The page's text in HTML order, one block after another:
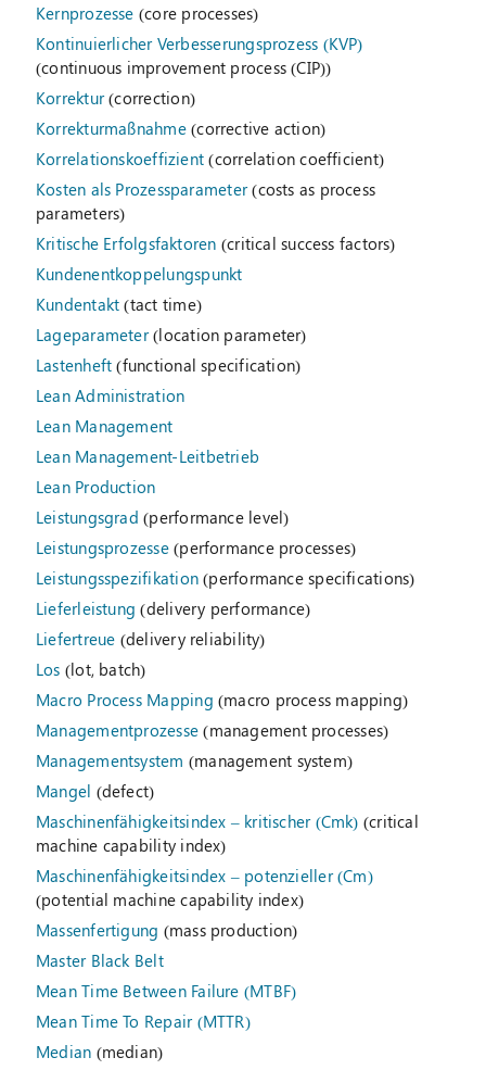
Kernprozesse (core processes)
Kontinuierlicher Verbesserungsprozess (KVP)
(continuous improvement process (CIP))
Korrektur(correction)
Korrekturmaßnahme(corrective action)
Korrelationskoeffizient (correlation coefficient)
Kosten als Prozessparameter(costs as process
parameters)
Kritische Erfolgsfaktoren (critical success factors)
Kundenentkoppelungspunkt
Kundentakt (tact time)
Lageparameter(location parameter)
Lastenheft (functional specification)
Lean Administration
Lean Management
Lean Management-Leitbetrieb
Lean Production
Leistungsgrad (performance level)
Leistungsprozesse(performance processes)
Leistungsspezifikation(performance specifications)
Lieferleistung (delivery performance)
Liefertreue (delivery reliability)
Los (lot, batch)
Macro Process Mapping (macro process mapping)
Managementprozesse (management processes)
Managementsystem (management system)
Mangel (defect)
Maschinenfähigkeitsindex – kritischer (Cmk) (critical
machine capability index)
Maschinenfähigkeitsindex – potenzieller (Cm)
(potential machine capability index)
Massenfertigung (mass production)
Master Black Belt
Mean Time Between Failure (MTBF)
Mean Time To Repair (MTTR)
Median (median)